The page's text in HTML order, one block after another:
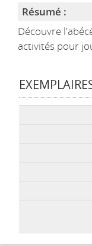
Résumé :
Découvre
activités pour